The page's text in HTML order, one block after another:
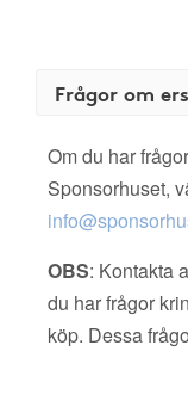
Frågor om
Om du har
Sponsorhuset,
OBS: Kontakta
du har frågor
köp. Dessa